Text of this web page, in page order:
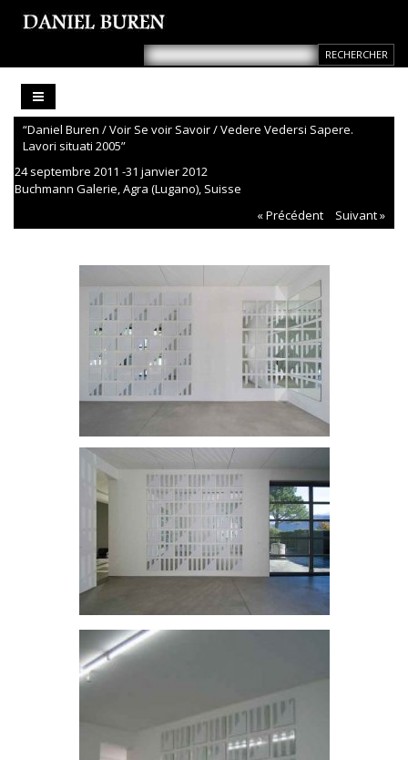
“Daniel Buren / Voir Se voir Savoir / Vedere Vedersi Sapere.
Lavori situati 2005”
24 septembre 2011 -31 janvier 2012
Buchmann Galerie, Agra (Lugano), Suisse
« Précédent
Suivant »